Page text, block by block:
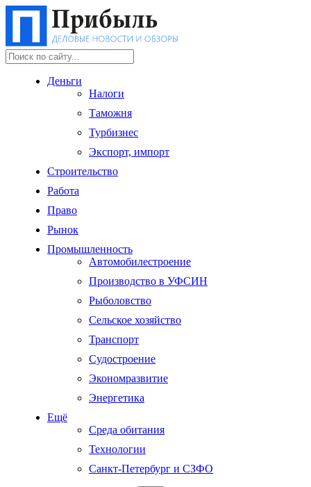
Деньги
Налоги
Таможня
Турбизнес
Экспорт, импорт
Строительство
Работа
Право
Рынок
Промышленность
Автомобилестроение
Производство в УФСИН
Рыболовство
Сельское хозяйство
Транспорт
Судостроение
Экономразвитие
Энергетика
Ещё
Среда обитания
Технологии
Санкт-Петербург и СЗФО